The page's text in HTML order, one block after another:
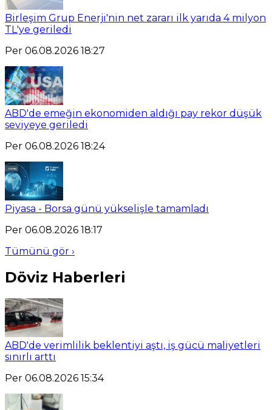
Birleşim Grup Enerji'nin net zararı ilk yarıda 4 milyon
TL'ye geriledi
Per 06.08.2026 18:27
ABD'de emeğin ekonomiden aldığı pay rekor düşük
seviyeye geriledi
Per 06.08.2026 18:24
Piyasa - Borsa günü yükselişle tamamladı
Per 06.08.2026 18:17
Tümünü gör ›
Döviz Haberleri
ABD'de verimlilik beklentiyi aştı, iş gücü maliyetleri
sınırlı arttı
Per 06.08.2026 15:34